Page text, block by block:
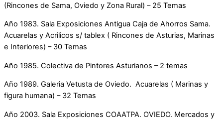
(Rincones de Sama, Oviedo y Zona Rural) – 25 Temas
Año 1983. Sala Exposiciones Antigua Caja de Ahorros Sama.
Acuarelas y Acrilicos s/ tablex ( Rincones de Asturias, Marinas
e Interiores) – 30 Temas
Año 1985. Colectiva de Pintores Asturianos – 2 temas
Año 1989. Galeria Vetusta de Oviedo. Acuarelas ( Marinas y
figura humana) – 32 Temas
Año 2003. Sala Exposiciones COAATPA. OVIEDO. Mercados y